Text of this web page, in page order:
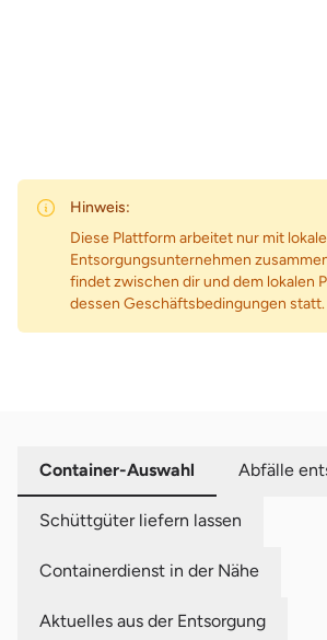
Hinweis:
Diese Plattform arbeitet nur mit
Entsorgungsunternehmen
findet zwischen dir und dem lokalen
dessen Geschäftsbedingungen statt.
Container-Auswahl Abfälle
Schüttgüter liefern lassen
Containerdienst in der Nähe
Aktuelles aus der Entsorgung